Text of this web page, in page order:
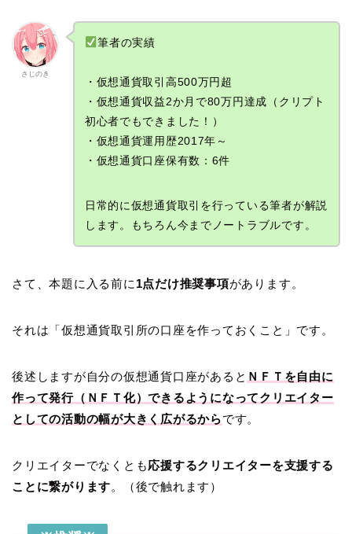
さじのき
筆者の実績
・仮想通貨取引高500万円超
・仮想通貨収益2か月で80万円達成（クリプト
初心者でもできました！）
・仮想通貨運用歴2017年～
・仮想通貨口座保有数：6件
日常的に仮想通貨取引を行っている筆者が解説
します。もちろん今までノートラブルです。
さて、本題に入る前に 1点だけ推奨事項があります。
それは「仮想通貨取引所の口座を作っておくこと」です。
後述しますが自分の仮想通貨口座があると ＮＦＴを自由に
作って発行（ＮＦＴ化）できるようになってクリエイター
としての活動の幅が大きく 広がるからです。
クリエイターでなくとも応援するクリエイターを支援する
ことに繋がります。（後で触れます）